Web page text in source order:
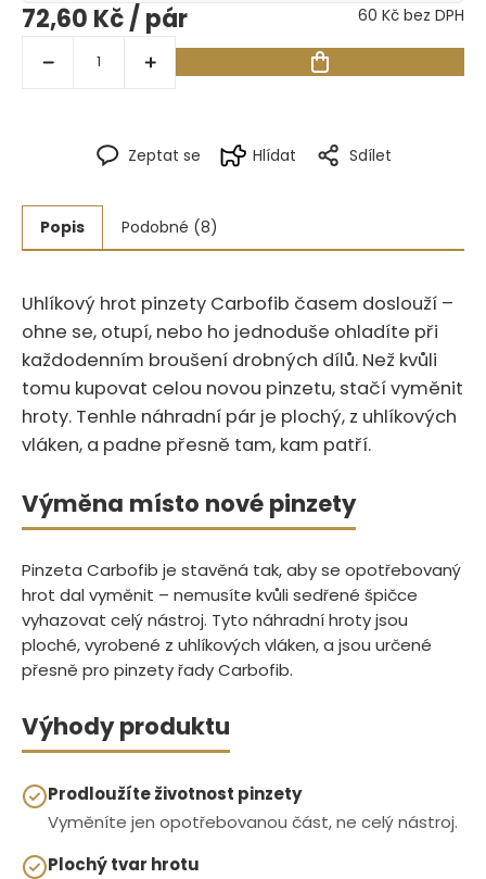
Zeptat se Hlídat Sdílet
72,60 Kč/ pár 60 Kč bez DPH
Popis Podobné (8)
Uhlíkový hrot pinzety Carbofib časem doslouží –
ohne se, otupí, nebo ho jednoduše ohladíte při
každodenním broušení drobných dílů.‍​‍​​​‌‌‌‌‌‌‌‌​‌​‌​​​​​‌​‌​​​​‌‌‌‌‌ Než kvůli
tomu kupovat celou novou pinzetu, stačí vyměnit
hroty. Tenhle náhradní pár je plochý, z uhlíkových
vláken, a padne přesně tam, kam patří.
Výměna místo nové pinzety
Pinzeta Carbofib je stavěná tak, aby se opotřebovaný
hrot dal vyměnit – nemusíte kvůli sedřené špičce
vyhazovat celý nástroj. Tyto náhradní hroty jsou
ploché, vyrobené z uhlíkových vláken, a jsou určené
přesně pro pinzety řady Carbofib.
Výhody produktu
Prodloužíte životnost pinzety
Vyměníte jen opotřebovanou část, ne celý nástroj.
Plochý tvar hrotu